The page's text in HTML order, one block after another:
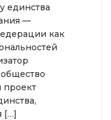
единства
—
как
проект
[…]